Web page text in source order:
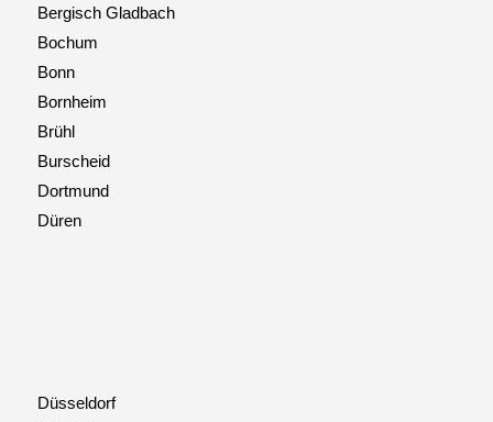
Bergisch Gladbach
Bochum
Bonn
Bornheim
Brühl
Burscheid
Dortmund
Düren
Düsseldorf